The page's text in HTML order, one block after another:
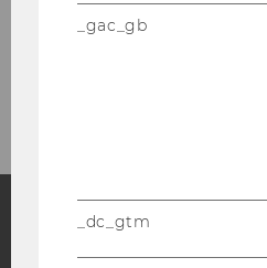
Intranet Login
_gac_gb
_dc_gtm